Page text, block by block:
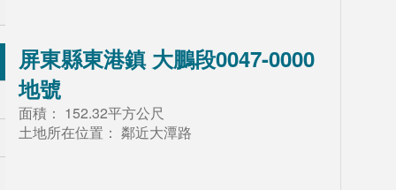
屏東縣東港鎮 大鵬段0047-0000
地號
面積： 152.32平方公尺
土地所在位置： 鄰近大潭路